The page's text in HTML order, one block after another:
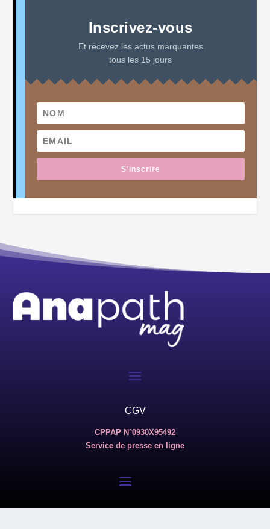
Inscrivez-vous
Et recevez les actus marquantes
tous les 15 jours
S'inscrire
CGV
CPPAP N°0930X95492
Service de presse en ligne